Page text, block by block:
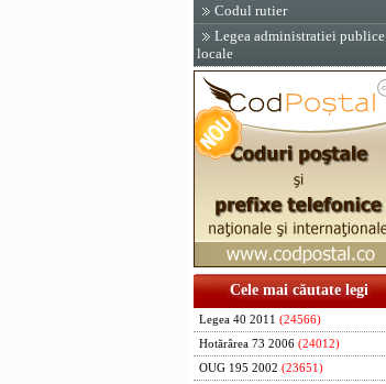
Codul rutier
Legea administratiei publice
locale
Cele mai căutate legi
Legea 40 2011 (24566)
Hotărârea 73 2006 (24012)
OUG 195 2002 (23651)